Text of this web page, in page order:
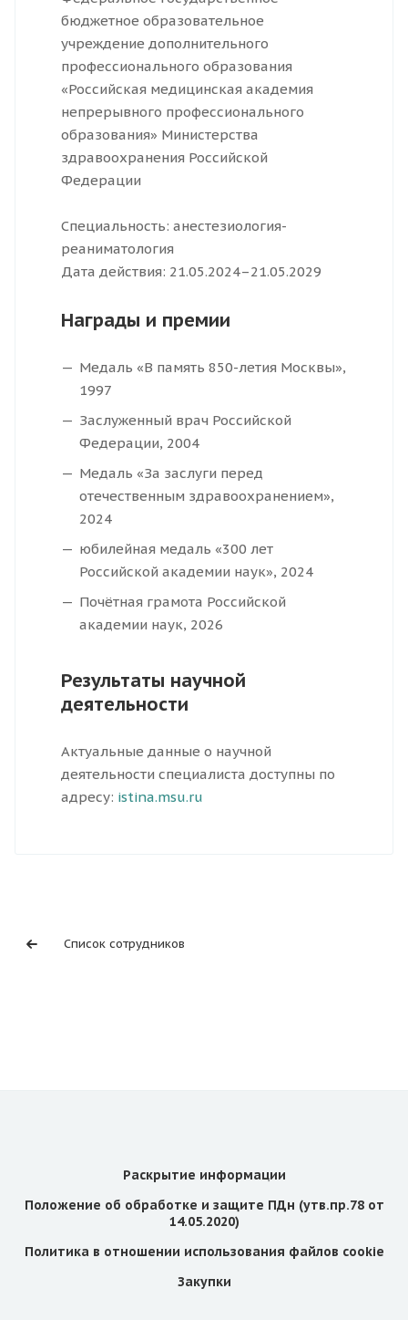
бюджетное образовательное
учреждение дополнительного
профессионального образования
«Российская медицинская академия
непрерывного профессионального
образования» Министерства
здравоохранения Российской
Федерации
Специальность: анестезиология-
реаниматология
Дата действия: 21.05.2024–21.05.2029
Награды и премии
Медаль «В память 850-летия Москвы»,
1997
Заслуженный врач Российской
Федерации, 2004
Медаль «За заслуги перед
отечественным здравоохранением»,
2024
юбилейная медаль «300 лет
Российской академии наук», 2024
Почётная грамота Российской
академии наук, 2026
Результаты научной
деятельности
Актуальные данные о научной
деятельности специалиста доступны по
адресу: istina.msu.ru
Список сотрудников
Раскрытие информации
Положение об обработке и защите ПДн (утв.пр.78 от
14.05.2020)
Политика в отношении использования файлов cookie
Закупки